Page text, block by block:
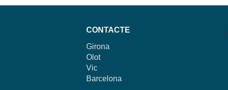
CONTACTE
Girona
Olot
Vic
Barcelona